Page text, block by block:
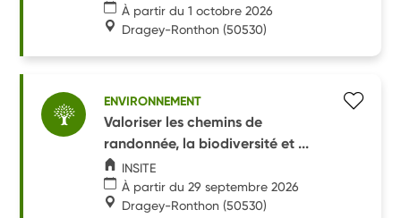
À partir du 1 octobre 2026
Dragey-Ronthon (50530)
ENVIRONNEMENT
Valoriser les chemins de
randonnée, la biodiversité et ...
INSITE
À partir du 29 septembre 2026
Dragey-Ronthon (50530)